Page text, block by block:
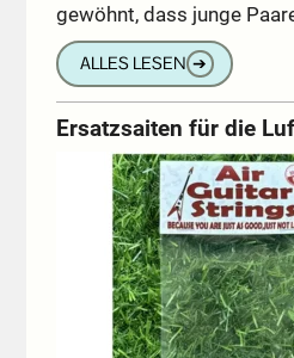
gewöhnt, dass junge
ALLES LESEN ➔
Ersatzsaiten für die